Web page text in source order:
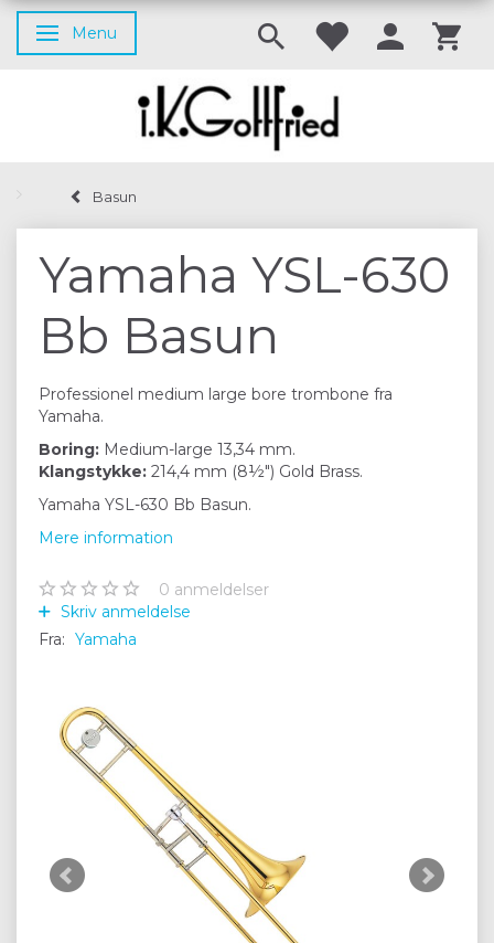
Skifte navigation
Menu
Basun
Yamaha YSL-630
Bb Basun
Professionel medium large bore trombone fra
Yamaha.
Boring: Medium-large 13,34 mm.
Klangstykke: 214,4 mm (8½") Gold Brass.
Yamaha YSL-630 Bb Basun.
Mere information
0 anmeldelser
Skriv anmeldelse
Fra: Yamaha